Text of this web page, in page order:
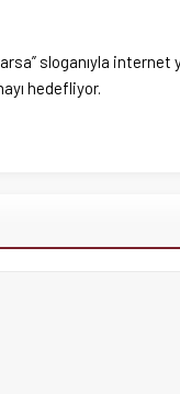
sloganıyla internet
hedefliyor.